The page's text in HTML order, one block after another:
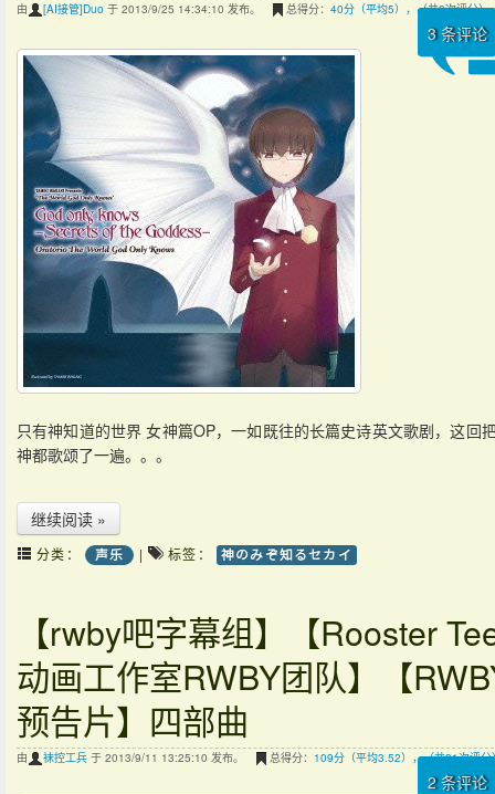
由 [AI接管]Duo 于 2013/9/25 14:34:10 发布。 总得分： 40分（平均5），（共8次评分）
3条评论
只有神知道的世界 女神篇OP，一如既往的长篇史诗英文歌剧，这回
神都歌颂了一遍。。。
继续阅读 »
分类： 声乐 | 标签： 神のみぞ知るセカイ
【rwby吧字幕组】【Rooster
动画工作室RWBY团队】【
预告片】四部曲
由 袜控工兵 于 2013/9/11 13:25:10 发布。 总得分： 109分（平均3.52），（共31次评分
2条评论